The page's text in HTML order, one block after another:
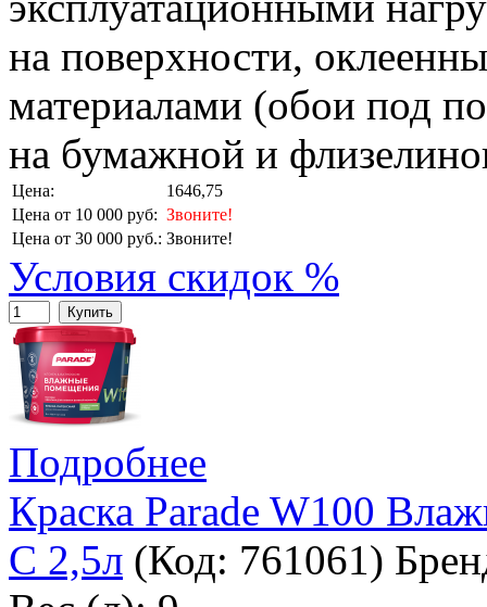
на поверхности,
материалами (обои под
на бумажной и
Цена:
1646,75
Цена от 10 000 руб: Звоните!
Цена от 30 000 руб.: Звоните!
Условия скидок %
Купить
Подробнее
Краска Parade W100
С 2,5л (Код: 761061)